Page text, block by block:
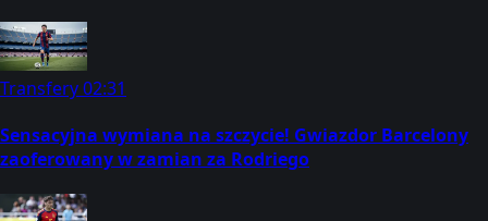
Transfery02:31
Sensacyjna wymiana na szczycie! Gwiazdor Barcelony
zaoferowany w zamian za Rodriego